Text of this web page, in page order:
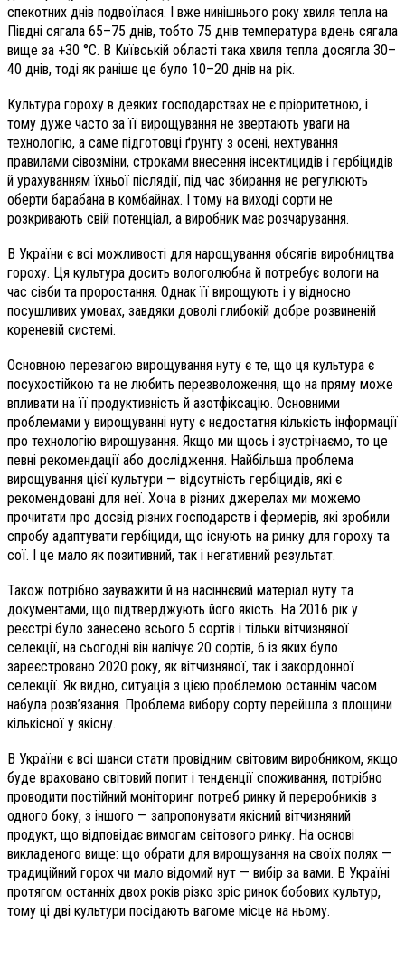
спекотних днів подвоїлася. І вже нинішнього року хвиля тепла на
Півдні сягала 65–75 днів, тобто 75 днів температура вдень сягала
вище за +30 °С. В Київській області така хвиля тепла досягла 30–
40 днів, тоді як раніше це було 10–20 днів на рік.
Культура гороху в деяких господарствах не є пріоритетною, і
тому дуже часто за її вирощування не звертають уваги на
технологію, а саме підготовці ґрунту з осені, нехтування
правилами сівозміни, строками внесення інсектицидів і гербіцидів
й урахуванням їхньої післядії, під час збирання не регулюють
оберти барабана в комбайнах. І тому на виході сорти не
розкривають свій потенціал, а виробник має розчарування.
В України є всі можливості для нарощування обсягів виробництва
гороху. Ця культура досить вологолюбна й потребує вологи на
час сівби та проростання. Однак її вирощують і у відносно
посушливих умовах, завдяки доволі глибокій добре розвиненій
кореневій системі.
Основною перевагою вирощування нуту є те, що ця культура є
посухостійкою та не любить перезволоження, що на пряму може
впливати на її продуктивність й азотфіксацію. Основними
проблемами у вирощуванні нуту є недостатня кількість інформації
про технологію вирощування. Якщо ми щось і зустрічаємо, то це
певні рекомендації або дослідження. Найбільша проблема
вирощування цієї культури — відсутність гербіцидів, які є
рекомендовані для неї. Хоча в різних джерелах ми можемо
прочитати про досвід різних господарств і фермерів, які зробили
спробу адаптувати гербіциди, що існують на ринку для гороху та
сої. І це мало як позитивний, так і негативний результат.
Також потрібно зауважити й на насіннєвий матеріал нуту та
документами, що підтверджують його якість. На 2016 рік у
реєстрі було занесено всього 5 сортів і тільки вітчизняної
селекції, на сьогодні він налічує 20 сортів, 6 із яких було
зареєстровано 2020 року, як вітчизняної, так і закордонної
селекції. Як видно, ситуація з цією проблемою останнім часом
набула розв’язання. Проблема вибору сорту перейшла з площини
кількісної у якісну.
В України є всі шанси стати провідним світовим виробником, якщо
буде враховано світовий попит і тенденції споживання, потрібно
проводити постійний моніторинг потреб ринку й переробників з
одного боку, з іншого — запропонувати якісний вітчизняний
продукт, що відповідає вимогам світового ринку. На основі
викладеного вище: що обрати для вирощування на своїх полях —
традиційний горох чи мало відомий нут — вибір за вами. В Україні
протягом останніх двох років різко зріс ринок бобових культур,
тому ці дві культури посідають вагоме місце на ньому.